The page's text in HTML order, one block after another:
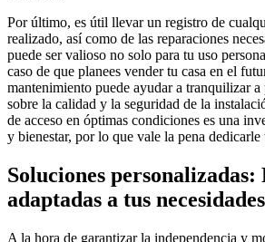
Por último, es útil llevar un registro de
realizado, así como de las reparaciones
puede ser valioso no solo para tu uso
caso de que planees vender tu casa en el
mantenimiento puede ayudar a tranquilizar a
sobre la calidad y la seguridad de la
de acceso en óptimas condiciones es una
y bienestar, por lo que vale la pena
Soluciones personalizadas:
adaptadas a tus necesidades
A la hora de garantizar la independencia y